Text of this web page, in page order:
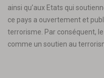
ainsi qu’aux Etats qui
ce pays a ouvertement et
terrorisme. Par conséquent,
comme un soutien au